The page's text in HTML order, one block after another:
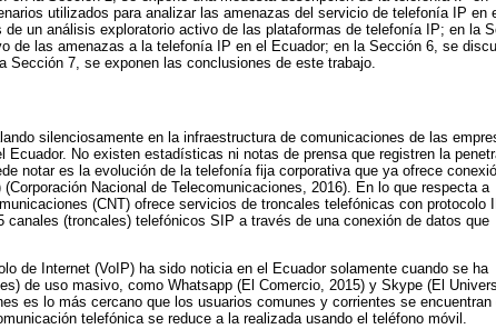
utilizados para analizar las amenazas del servicio de telefonía IP en
un análisis exploratorio activo de las plataformas de telefonía IP; en la
de las amenazas a la telefonía IP en el Ecuador; en la Sección 6, se
7, se exponen las conclusiones de este trabajo.
silenciosamente en la infraestructura de comunicaciones de las
No existen estadísticas ni notas de prensa que registren la
notar es la evolución de la telefonía fija corporativa que ya ofrece
Nacional de Telecomunicaciones, 2016). En lo que respecta a
(CNT) ofrece servicios de troncales telefónicas con protocolo
(troncales) telefónicos SIP a través de una conexión de datos que
de Internet (VoIP) ha sido noticia en el Ecuador solamente cuando se ha
de uso masivo, como Whatsapp (El Comercio, 2015) y Skype (El
es lo más cercano que los usuarios comunes y corrientes se encuentran
telefónica se reduce a la realizada usando el teléfono móvil.